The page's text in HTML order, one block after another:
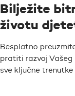
Bilježite
životu
Besplatno
pratiti razvoj Vašeg
sve ključne trenutke